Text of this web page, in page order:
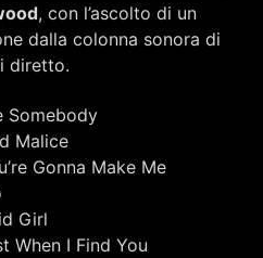
, con l’ascolto di un
dalla colonna sonora di
diretto.
Somebody
Malice
Gonna Make Me
Girl
When I Find You